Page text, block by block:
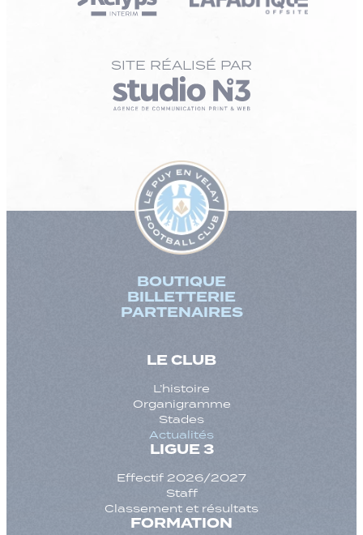
SITE RÉALISÉ PAR
BOUTIQUE
BILLETTERIE
PARTENAIRES
LE CLUB
L’histoire
Organigramme
Stades
Actualités
LIGUE 3
Effectif 2026/2027
Staff
Classement et résultats
FORMATION